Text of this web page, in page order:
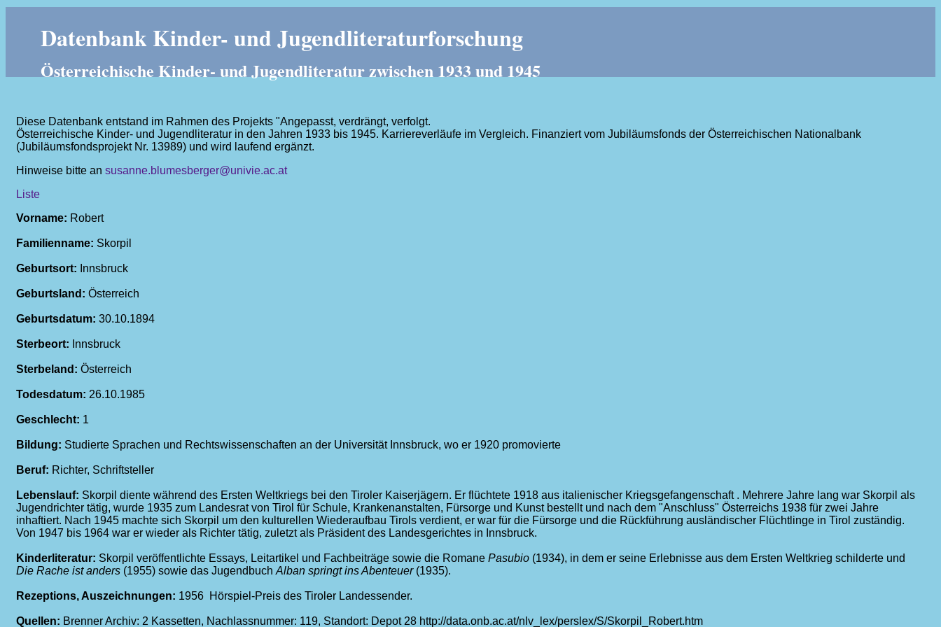
Datenbank Kinder- und Jugendliteraturforschung
Österreichische Kinder- und Jugendliteratur zwischen 1933 und 1945
Diese Datenbank entstand im Rahmen des Projekts "Angepasst, verdrängt, verfolgt.
Österreichische Kinder- und Jugendliteratur in den Jahren 1933 bis 1945. Karriereverläufe im Vergleich. Finanziert vom Jubiläumsfonds der Österreichischen Nationalbank
(Jubiläumsfondsprojekt Nr. 13989) und wird laufend ergänzt.
Hinweise bitte an susanne.blumesberger@univie.ac.at
Liste
Vorname: Robert
Familienname: Skorpil
Geburtsort: Innsbruck
Geburtsland: Österreich
Geburtsdatum: 30.10.1894
Sterbeort: Innsbruck
Sterbeland: Österreich
Todesdatum: 26.10.1985
Geschlecht: 1
Bildung: Studierte Sprachen und Rechtswissenschaften an der Universität Innsbruck, wo er 1920 promovierte
Beruf: Richter, Schriftsteller
Lebenslauf: Skorpil diente während des Ersten Weltkriegs bei den Tiroler Kaiserjägern. Er flüchtete 1918 aus italienischer Kriegsgefangenschaft . Mehrere Jahre lang war Skorpil als
Jugendrichter tätig, wurde 1935 zum Landesrat von Tirol für Schule, Krankenanstalten, Fürsorge und Kunst bestellt und nach dem "Anschluss" Österreichs 1938 für zwei Jahre
inhaftiert. Nach 1945 machte sich Skorpil um den kulturellen Wiederaufbau Tirols verdient, er war für die Fürsorge und die Rückführung ausländischer Flüchtlinge in Tirol zuständig.
Von 1947 bis 1964 war er wieder als Richter tätig, zuletzt als Präsident des Landesgerichtes in Innsbruck.
Kinderliteratur: Skorpil veröffentlichte Essays, Leitartikel und Fachbeiträge sowie die Romane Pasubio (1934), in dem er seine Erlebnisse aus dem Ersten Weltkrieg schilderte und
Die Rache ist anders (1955) sowie das Jugendbuch Alban springt ins Abenteuer(1935).
Rezeptions, Auszeichnungen: 1956 Hörspiel-Preis des Tiroler Landessender.
Quellen: Brenner Archiv: 2 Kassetten, Nachlassnummer: 119, Standort: Depot 28 http://data.onb.ac.at/nlv_lex/perslex/S/Skorpil_Robert.htm